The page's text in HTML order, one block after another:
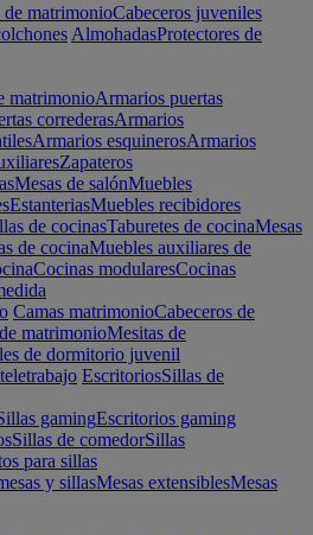
de matrimonioCabeceros juveniles
AlmohadasProtectores de
matrimonioArmarios puertas
correderasArmarios
Armarios esquinerosArmarios
Zapateros
Mesas de salónMuebles
EstanteriasMuebles recibidores
de cocinasTaburetes de cocinaMesas
de cocinaMuebles auxiliares de
Cocinas modularesCocinas
Camas matrimonioCabeceros de
matrimonioMesitas de
de dormitorio juvenil
EscritoriosSillas de
gamingEscritorios gaming
Sillas de comedorSillas
para sillas
y sillasMesas extensiblesMesas